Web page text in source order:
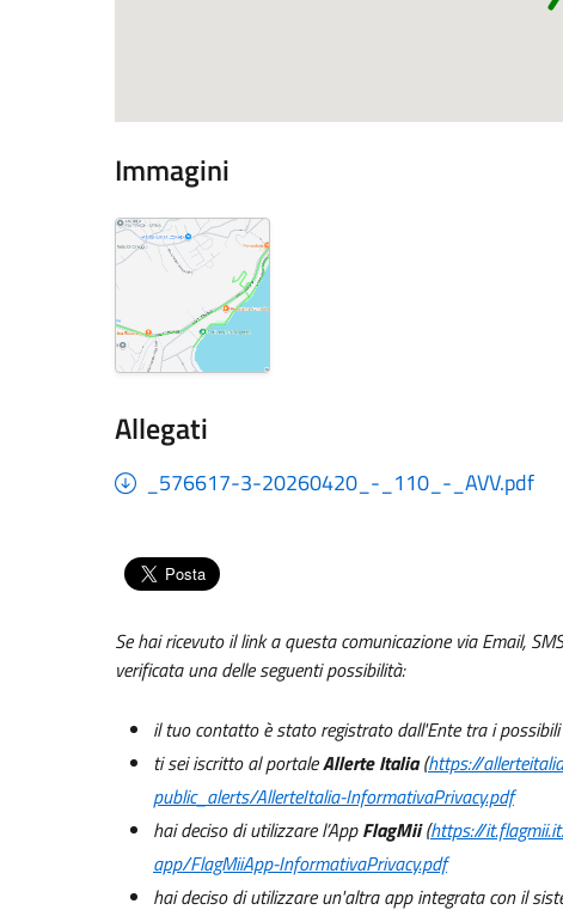
Immagini
Allegati
_576617-3-20260420_-_110_-_AVV.pdf
Se hai ricevuto il link a questa comunicazione via Email,
verificata una delle seguenti possibilità:
il tuo contatto è stato registrato dall'Ente tra i
ti sei iscritto al portaleAllerte Italia(https://
public_alerts/AllerteItalia-InformativaPrivacy.pdf
hai deciso di utilizzare l’AppFlagMii(https://
app/FlagMiiApp-InformativaPrivacy.pdf
hai deciso di utilizzare un'altra app integrata con il